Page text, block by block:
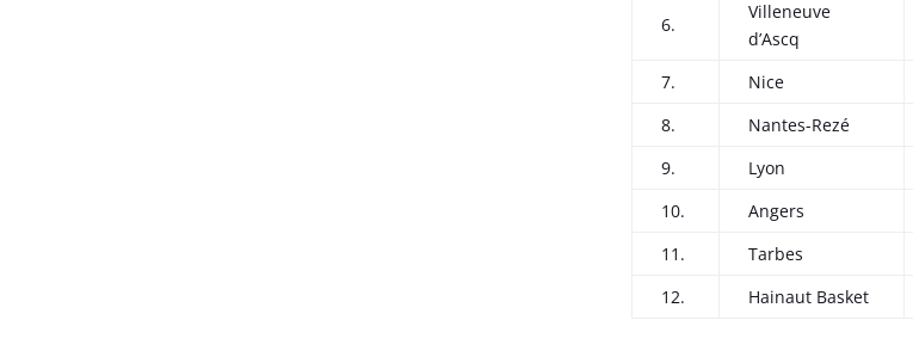
6.
Villeneuve
d’Ascq
7. Nice
8.
Nantes-Rezé
9.
Lyon
10.
Angers
11.
Tarbes
12.
Hainaut Basket